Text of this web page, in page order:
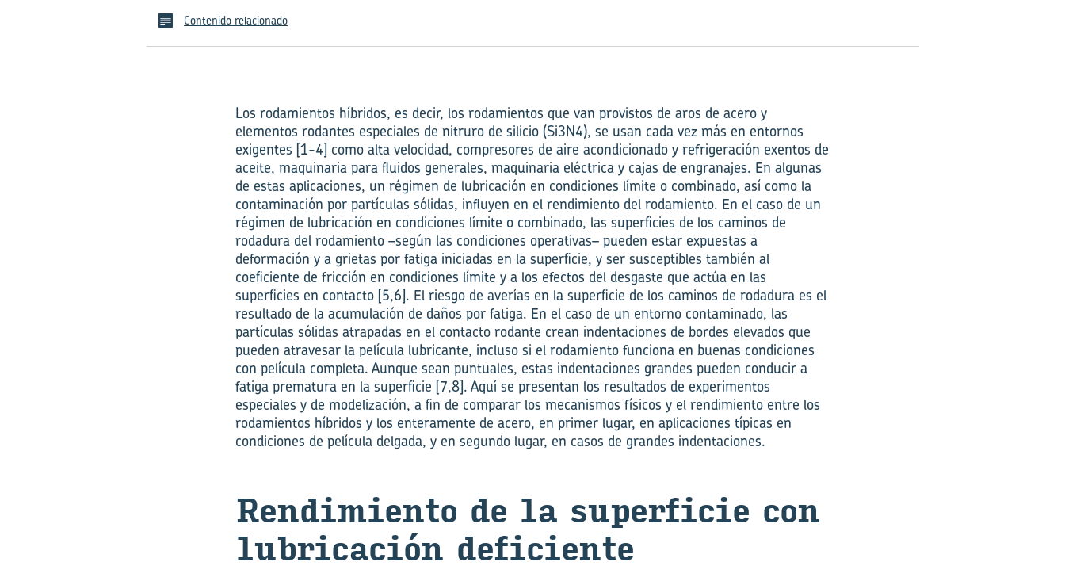
Contenido relacionado
Los rodamientos híbridos, es decir, los rodamientos que van provistos de aros de acero y
elementos rodantes especiales de nitruro de silicio (Si3N4), se usan cada vez más en entornos
exigentes [1-4] como alta velocidad, compresores de aire acondicionado y refrigeración exentos de
aceite, maquinaria para fluidos generales, maquinaria eléctrica y cajas de engranajes. En algunas
de estas aplicaciones, un régimen de lubricación en condiciones límite o combinado, así como la
contaminación por partículas sólidas, influyen en el rendimiento del rodamiento. En el caso de un
régimen de lubricación en condiciones límite o combinado, las superficies de los caminos de
rodadura del rodamiento –según las condiciones operativas– pueden estar expuestas a
deformación y a grietas por fatiga iniciadas en la superficie, y ser susceptibles también al
coeficiente de fricción en condiciones límite y a los efectos del desgaste que actúa en las
superficies en contacto [5,6]. El riesgo de averías en la superficie de los caminos de rodadura es el
resultado de la acumulación de daños por fatiga. En el caso de un entorno contaminado, las
partículas sólidas atrapadas en el contacto rodante crean indentaciones de bordes elevados que
pueden atravesar la película lubricante, incluso si el rodamiento funciona en buenas condiciones
con película completa. Aunque sean puntuales, estas indentaciones grandes pueden conducir a
fatiga prematura en la superficie [7,8]. Aquí se presentan los resultados de experimentos
especiales y de modelización, a fin de comparar los mecanismos físicos y el rendimiento entre los
rodamientos híbridos y los enteramente de acero, en primer lugar, en aplicaciones típicas en
condiciones de película delgada, y en segundo lugar, en casos de grandes indentaciones.
Ren­di­mien­to de la su­per­fi­cie con
lu­bri­ca­ción de­fi­cien­te